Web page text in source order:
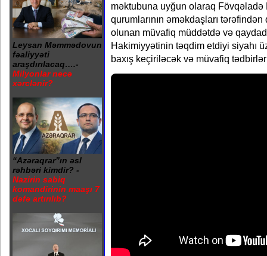
Leysan Məmmədovun
fəaliyyəti
araşdırılacaq….-
Milyonlar necə
xərclənir?
“Azəraqrar”ın əsl
rəhbəri kimdir? -
Nazirin sabiq
komandirinin maaşı 7
dəfə artırılıb?
məktubuna uyğun olaraq
qurumlarının əməkdaşları
olunan müvafiq müddətdə və
Hakimiyyətinin təqdim etdiyi siyahı
baxış keçiriləcək və müvafiq